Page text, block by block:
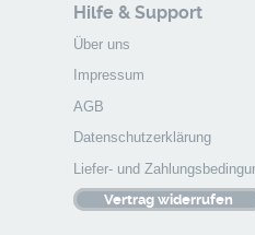
Hilfe & Support
Über uns
Impressum
AGB
Datenschutzerklärung
Liefer- und
Vertrag widerrufen